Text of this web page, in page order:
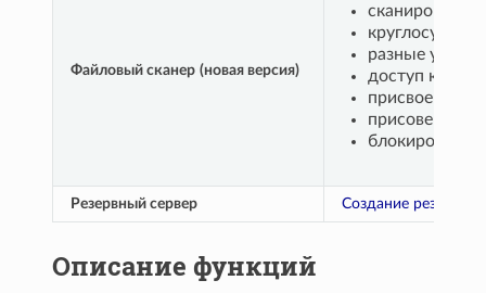
Файловый сканер (новая версия)
разные
доступ к
присвоение
присовение
блокировка
Резервный сервер Создание
Описание функций